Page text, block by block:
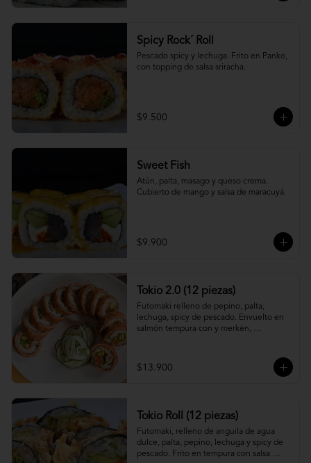
Spicy Rock´ Roll
Pescado spicy y lechuga. Frito en Panko,
con topping de salsa sriracha.
$9.500
Sweet Fish
Atún, palta, masago y queso crema.
Cubierto de mango y salsa de maracuyá.
$9.900
Tokio 2.0 (12 piezas)
Futomaki relleno de pepino, palta,
lechuga, spicy de pescado. Envuelto en
salmón tempura con y merkén,
$13.900
Tokio Roll (12 piezas)
Futomaki, relleno de anguila de agua
dulce, palta, pepino, lechuga y spicy de
pescado. Frito en tempura con salsa